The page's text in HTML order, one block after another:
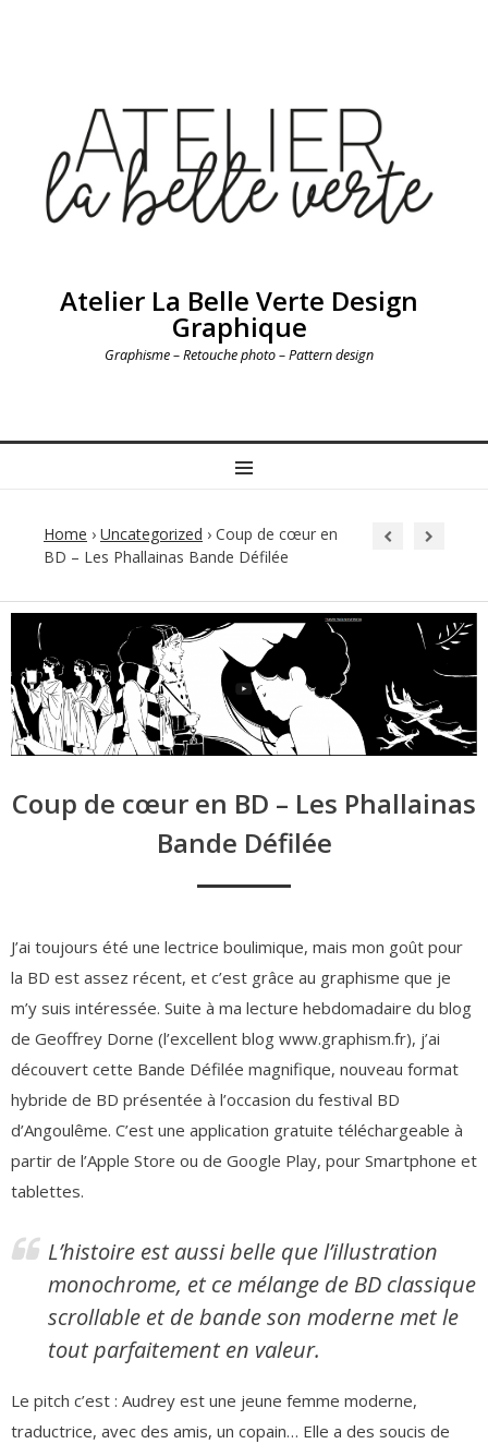
Atelier La Belle Verte Design
Graphique
Graphisme – Retouche photo – Pattern design
MENU
Home › Uncategorized › Coup de cœur en
BD – Les Phallainas Bande Défilée
Coup de cœur en BD – Les Phallainas
Bande Défilée
J’ai toujours été une lectrice boulimique, mais mon goût pour
la BD est assez récent, et c’est grâce au graphisme que je
m’y suis intéressée. Suite à ma lecture hebdomadaire du blog
de Geoffrey Dorne (l’excellent blog www.graphism.fr), j’ai
découvert cette Bande Défilée magnifique, nouveau format
hybride de BD présentée à l’occasion du festival BD
d’Angoulême. C’est une application gratuite téléchargeable à
partir de l’Apple Store ou de Google Play, pour Smartphone et
tablettes.
L’histoire est aussi belle que l’illustration
monochrome, et ce mélange de BD classique
scrollable et de bande son moderne met le
tout parfaitement en valeur.
Le pitch c’est : Audrey est une jeune femme moderne,
traductrice, avec des amis, un copain… Elle a des soucis de
Post
navigation